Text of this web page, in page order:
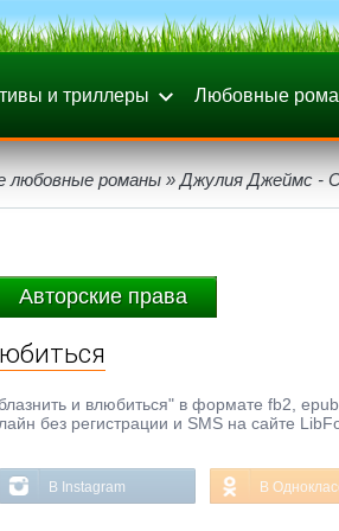
и триллеры Любовные
любовные романы » Джулия Джеймс -
Авторские права
и влюбиться" в формате fb2,
без регистрации и SMS на сайте
В Instagram В